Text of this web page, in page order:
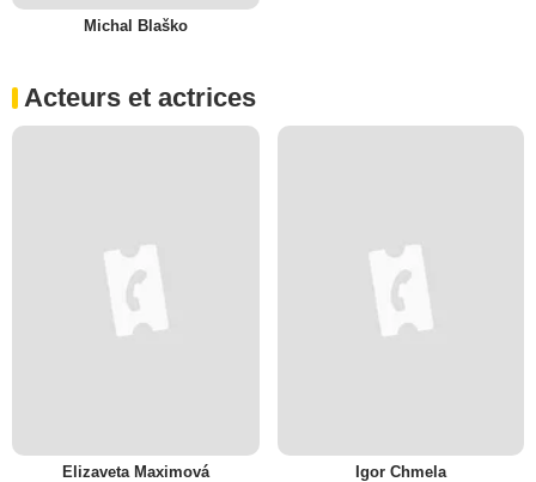
Michal Blaško
Acteurs et actrices
Elizaveta Maximová Igor Chmela